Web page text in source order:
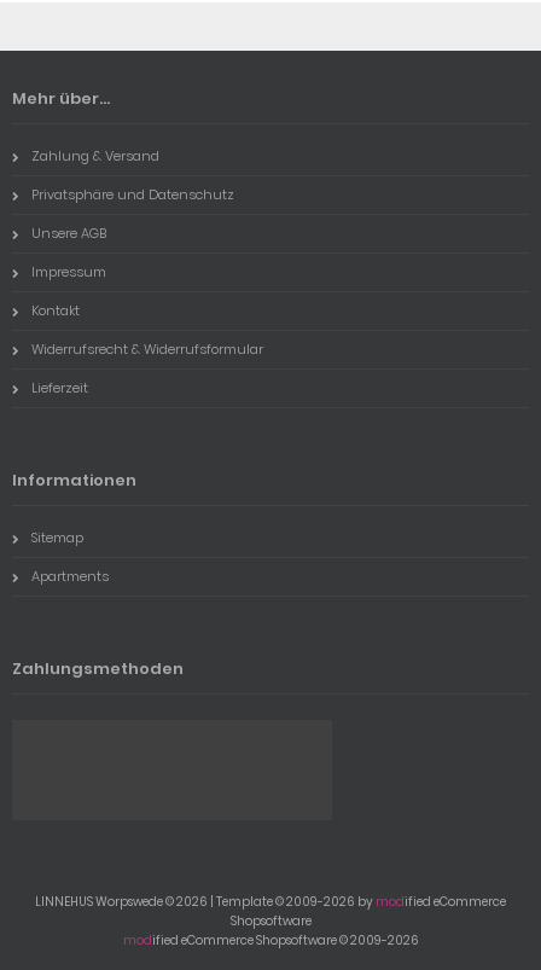
Mehr über...
Zahlung & Versand
Privatsphäre und Datenschutz
Unsere AGB
Impressum
Kontakt
Widerrufsrecht & Widerrufsformular
Lieferzeit
Informationen
Sitemap
Apartments
Zahlungsmethoden
LINNEHUS Worpswede © 2026 | Template © 2009-2026 by modified eCommerce
Shopsoftware
modified eCommerce Shopsoftware © 2009-2026